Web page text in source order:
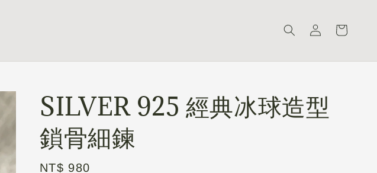
SILVER 925 經典冰球造型
鎖骨細鍊
Regular
NT$ 980